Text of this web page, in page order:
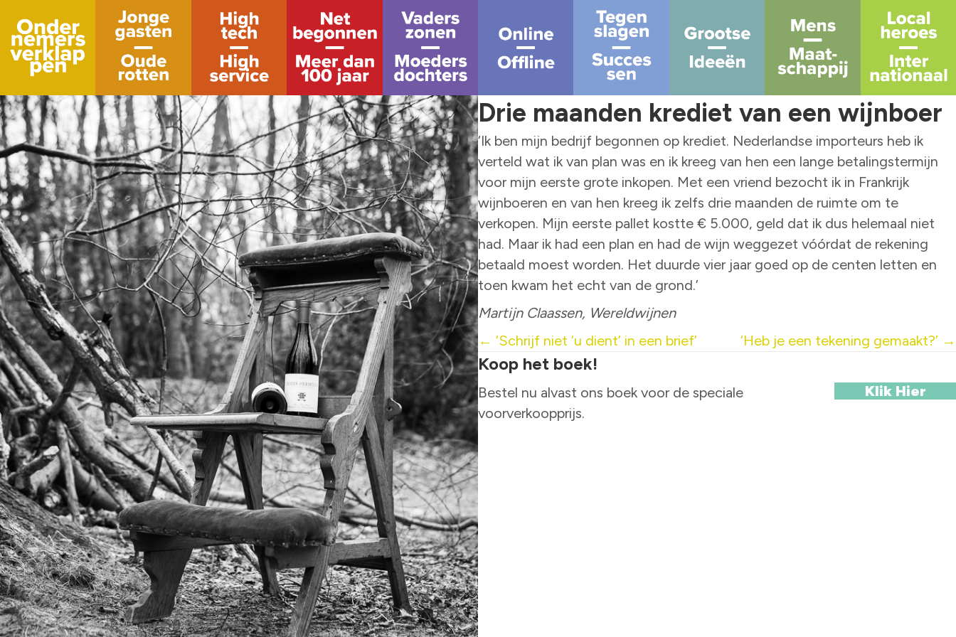
Drie maanden krediet van een wijnboer
‘Ik ben mijn bedrijf begonnen op krediet. Nederlandse importeurs heb ik
verteld wat ik van plan was en ik kreeg van hen een lange betalingstermijn
voor mijn eerste grote inkopen. Met een vriend bezocht ik in Frankrijk
wijnboeren en van hen kreeg ik zelfs drie maanden de ruimte om te
verkopen. Mijn eerste pallet kostte € 5.000, geld dat ik dus helemaal niet
had. Maar ik had een plan en had de wijn weggezet vóórdat de rekening
betaald moest worden. Het duurde vier jaar goed op de centen letten en
toen kwam het echt van de grond.’
Martijn Claassen, Wereldwijnen
Posts
navigation
← ‘Schrijf niet ‘u dient’ in een brief’ ‘Heb je een tekening gemaakt?’ →
Koop het boek!
Bestel nu alvast ons boek voor de speciale
voorverkoopprijs.
Klik Hier